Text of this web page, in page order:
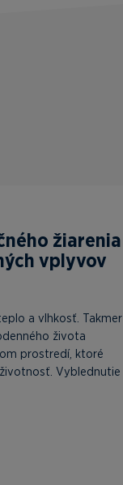
žiarenia
vplyvov
a vlhkosť. Takmer
života
prostredí, ktoré
Vyblednutie